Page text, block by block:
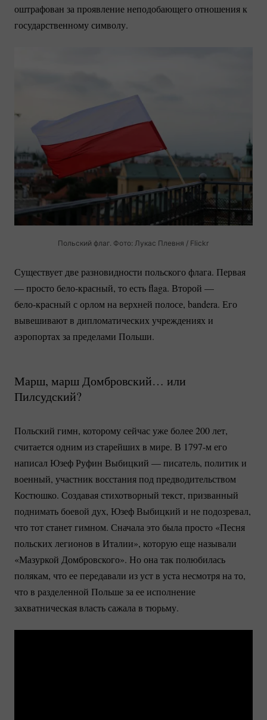
оштрафован за проявление неподобающего отношения к
государственному символу.
Польский флаг. Фото: Лукас Плевня / Flickr
Существует две разновидности польского флага. Первая
— просто бело-красный, то есть flaga. Второй —
бело-красный с орлом на верхней полосе, bandera. Его
вывешивают в дипломатических учреждениях и
аэропортах за пределами Польши.
Марш, марш Домбровский… или
Пилсудский?
Польский гимн, которому сейчас уже более 200 лет,
считается одним из старейших в мире. В 1797-м его
написал Юзеф Руфин Выбицкий — писатель, политик и
военный, участник восстания под предводительством
Костюшко. Создавая стихотворный текст, призванный
поднимать боевой дух, Юзеф Выбицкий и не подозревал,
что тот станет гимном. Сначала это была просто «Песня
польских легионов в Италии», которую еще называли
«Мазуркой Домбровского». Но она так полюбилась
полякам, что ее передавали из уст в уста несмотря на то,
что в разделенной Польше за ее исполнение
захватническая власть сажала в тюрьму.